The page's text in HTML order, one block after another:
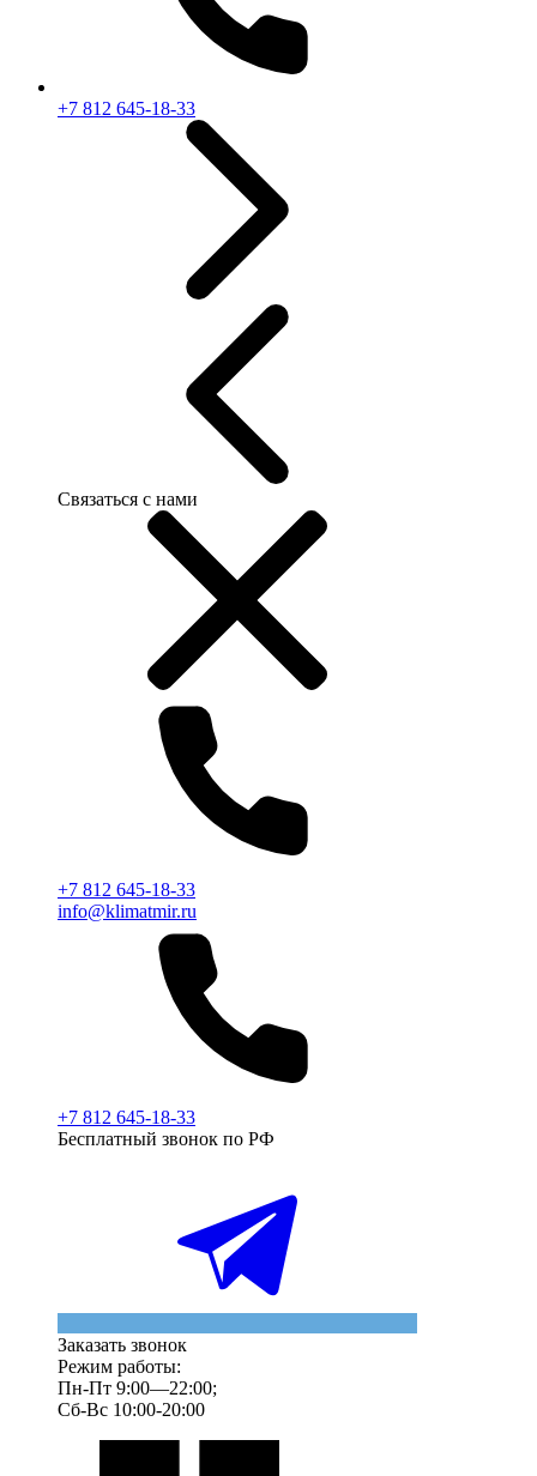
+7 812 645-18-33
Связаться с нами
+7 812 645-18-33
info@klimatmir.ru
+7 812 645-18-33
Бесплатный звонок по РФ
Заказать звонок
Режим работы:
Пн-Пт 9:00—22:00;
Сб-Вс 10:00-20:00